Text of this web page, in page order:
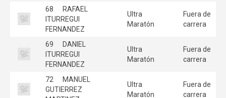
68
RAFAEL
ITURREGUI
FERNANDEZ
Ultra
Maratón
Fuera de
carrera
69
DANIEL
ITURREGUI
FERNANDEZ
Ultra
Maratón
Fuera de
carrera
72
MANUEL
GUTIERREZ
Ultra
Maratón
Fuera de
carrera